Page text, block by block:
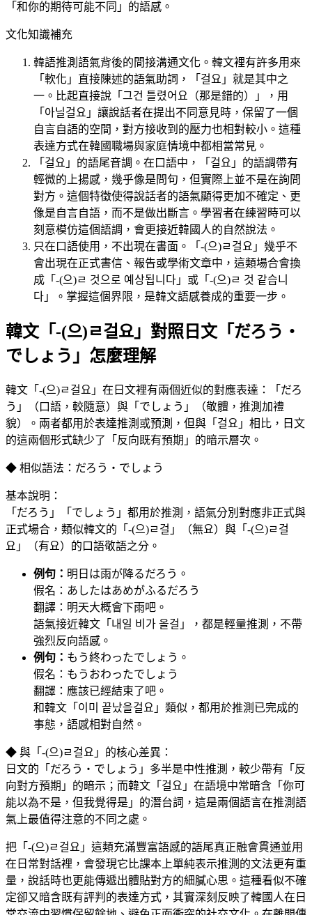
「和你的期待可能不同」的語感。
文化知識補充
韓語推測語氣背後的間接溝通文化。韓文裡有許多用來
「軟化」直接陳述的語氣助詞，「걸요」就是其中之
一。比起直接說「그건 틀렸어요（那是錯的）」，用
「아닐걸요」讓說話者在提出不同意見時，保留了一個
自言自語的空間，對方接收到的壓力也相對較小。這種
表達方式在韓國職場與家庭情境中都相當常見。
「걸요」的語尾音調。在口語中，「걸요」的語調帶有
輕微的上揚感，幾乎像是問句，但實際上並不是在詢問
對方。這個特徵使得說話者的語氣顯得更加不確定、更
像是自言自語，而不是做出斷言。學習者在練習時可以
刻意模仿這個語調，會更接近韓國人的自然說法。
只在口語使用，不出現在書面。「-(으)ㄹ걸요」幾乎不
會出現在正式書信、報告或學術文章中，這類場合會換
成「-(으)ㄹ 것으로 예상됩니다」或「-(으)ㄹ 것 같습니
다」。掌握這個界限，是韓文語感養成的重要一步。
韓文「-(으)ㄹ걸요」對照日文「だろう・
でしょう」怎麼理解
韓文「-(으)ㄹ걸요」在日文裡有兩個近似的對應表達：「だろ
う」（口語，較隨意）與「でしょう」（敬體，推測加禮
貌）。兩者都用於表達推測或預測，但與「걸요」相比，日文
的這兩個形式缺少了「反向既有預期」的暗示層次。
◆ 相似語法：だろう・でしょう
基本說明：
「だろう」「でしょう」都用於推測，語氣分別對應非正式與
正式場合，類似韓文的「-(으)ㄹ걸」（無요）與「-(으)ㄹ걸
요」（有요）的口語敬語之分。
例句： 明日は雨が降るだろう。
假名：あしたはあめがふるだろう
翻譯：明天大概會下雨吧。
語氣接近韓文「내일 비가 올걸」，都是輕量推測，不帶
強烈反向語感。
例句： もう終わったでしょう。
假名：もうおわったでしょう
翻譯：應該已經結束了吧。
和韓文「이미 끝났을걸요」類似，都用於推測已完成的
事態，語感相對自然。
◆ 與「-(으)ㄹ걸요」的核心差異：
日文的「だろう・でしょう」多半是中性推測，較少帶有「反
向對方預期」的暗示；而韓文「걸요」在語境中常暗含「你可
能以為不是，但我覺得是」的潛台詞，這是兩個語言在推測語
氣上最值得注意的不同之處。
把「-(으)ㄹ걸요」這類充滿豐富語感的語尾真正融會貫通並用
在日常對話裡，會發現它比課本上單純表示推測的文法更有重
量，說話時也更能傳遞出體貼對方的細膩心思。這種看似不確
定卻又暗含既有評判的表達方式，其實深刻反映了韓國人在日